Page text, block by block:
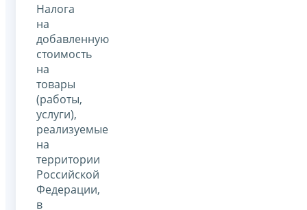
Налога
на
добавленную
стоимость
на
товары
(работы,
услуги),
реализуемые
на
территории
Российской
Федерации,
в